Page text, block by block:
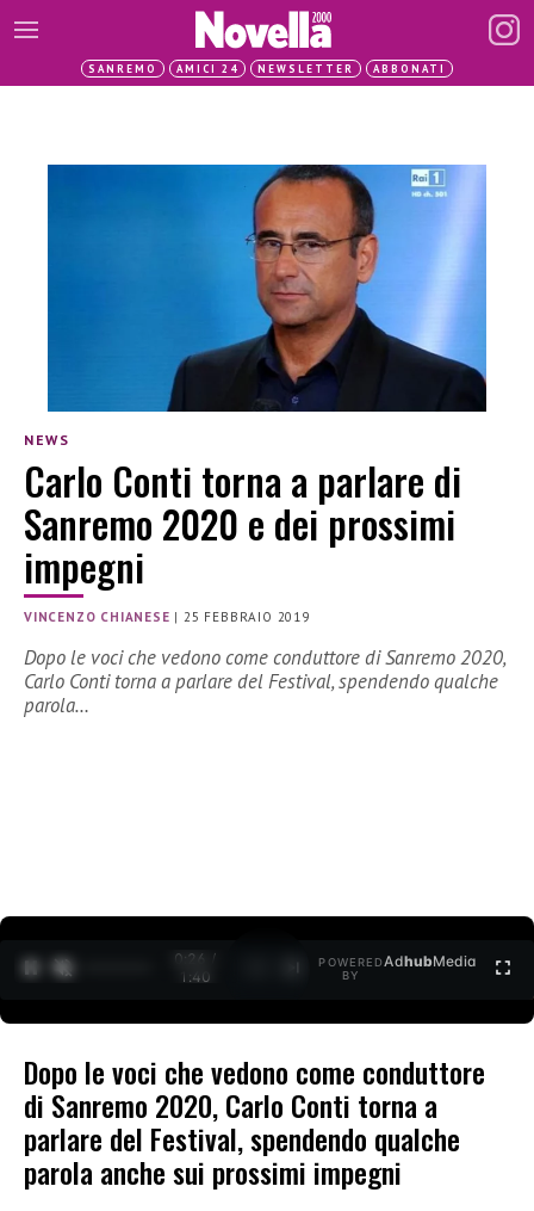
SANREMO AMICI 24 NEWSLETTER ABBONATI
NEWS
Carlo Conti torna a parlare di
Sanremo 2020 e dei prossimi
impegni
VINCENZO CHIANESE |25 FEBBRAIO 2019
Dopo le voci che vedono come conduttore di Sanremo 2020,
Carlo Conti torna a parlare del Festival, spendendo qualche
parola…
0:27 /
1:40
POWERED
BY
AdhubMedia
Dopo le voci che vedono come conduttore
di Sanremo 2020, Carlo Conti torna a
parlare del Festival, spendendo qualche
parola anche sui prossimi impegni